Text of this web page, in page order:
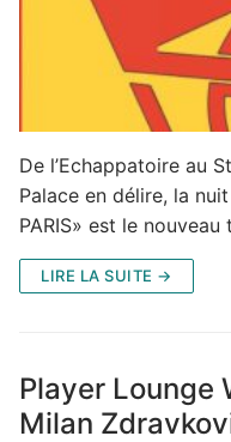
De l’Echappatoire au
Palace en délire, la
PARIS» est le
LIRE LA SUITE →
Player Lounge
Milan